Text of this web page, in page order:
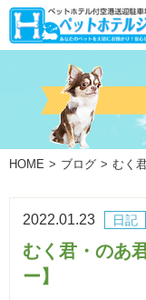
HOME ブログ むく
日記
2022.01.23
むく君・のあ
ー】